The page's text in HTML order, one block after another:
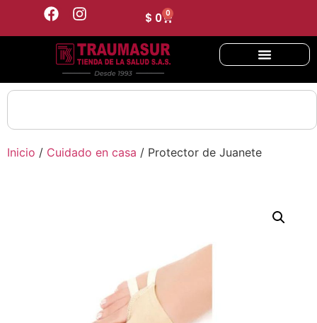
$ 0 0
Inicio / Cuidado en casa / Protector de Juanete